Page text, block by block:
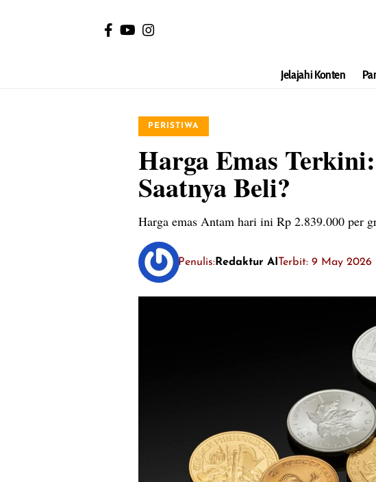
Jelajahi Konten
PERISTIWA
Harga Emas
Saatnya Beli?
Harga emas Antam hari ini Rp 2.839.000 per
Penulis:Redaktur AI Terbit: 9 May 2026